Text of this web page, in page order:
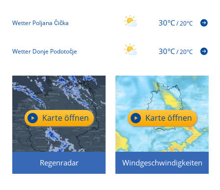
Wetter Poljana Čička 30°C/20°C
Wetter Donje Podotočje 30°C/20°C
Regenradar
Karte öffnen
Windgeschwindigkeiten
Karte öffnen